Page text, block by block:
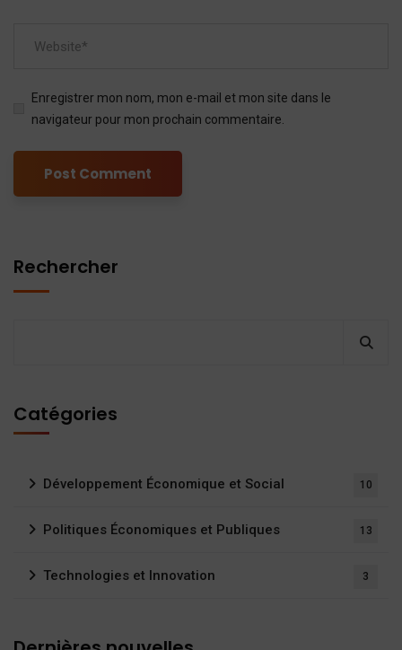
Enregistrer mon nom, mon e-mail et mon site dans le
navigateur pour mon prochain commentaire.
Rechercher
Catégories
Développement Économique et Social 10
Politiques Économiques et Publiques 13
Technologies et Innovation 3